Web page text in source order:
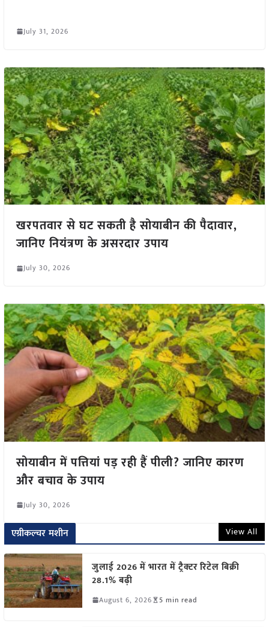
July 31, 2026
खरपतवार से घट सकती है सोयाबीन की पैदावार,
जानिए नियंत्रण के असरदार उपाय
July 30, 2026
सोयाबीन में पत्तियां पड़ रही हैं पीली? जानिए कारण
और बचाव के उपाय
July 30, 2026
एग्रीकल्चर मशीन View All
जुलाई 2026 में भारत में ट्रैक्टर रिटेल बिक्री
28.1% बढ़ी
August 6, 2026 5 min read